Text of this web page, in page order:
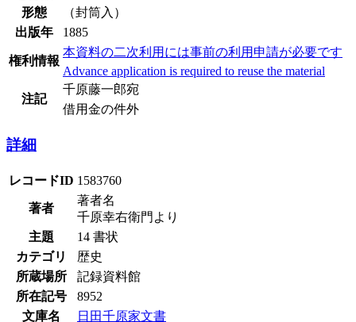
形態
（封筒入）
出版年
1885
権利情報
本資料の二次利用には事前の利用申請が必要です
Advance application is required to reuse the material
注記
千原藤一郎宛
借用金の件外
詳細
レコードID 1583760
著者
著者名
千原幸右衛門より
主題
14 書状
カテゴリ
歴史
所蔵場所
記録資料館
所在記号
8952
文庫名
日田千原家文書